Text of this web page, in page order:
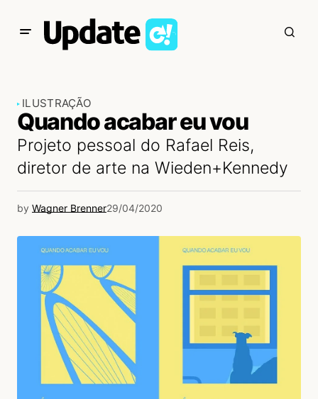
ILUSTRAÇÃO
Quando acabar eu vou
Projeto pessoal do Rafael Reis,
diretor de arte na Wieden+Kennedy
by Wagner Brenner29/04/2020